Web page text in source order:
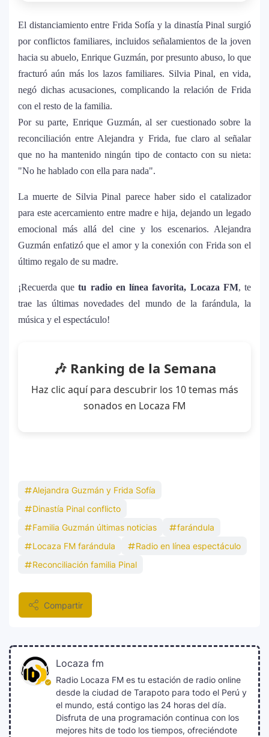
humanitaria junto a UNICEF
4
Michael Jackson y la canción perdida
sobre Palestina que vuelve a generar
debate en redes
5
Requiem”: una versión oscura y
revolucionaria que marca el cierre de su
era musical
6
álbum urbano más esperado con DJ
Snake y Eladio Carrión
¿Cristian Castro terminó con Victoria
Kühne? El cantante aclara su situación
estar solo”
8
Bad Bunny causa revuelo en México
9
Maluma se corona como el mejor vestido
en Premios Juventud 2025 con un
homenaje a la moda colombiana
11 Justin Bieber rompe récord en Coachella
historia del festival
12 Farándula ::. Isadora, hija de Chayanne,
Grammy 2025
El distanciamiento entre Frida Sofía y la dinastía Pinal surgió
por conflictos familiares, incluidos señalamientos de la joven
hacia su abuelo, Enrique Guzmán, por presunto abuso, lo que
fracturó aún más los lazos familiares. Silvia Pinal, en vida,
negó dichas acusaciones, complicando la relación de Frida
con el resto de la familia.
Por su parte, Enrique Guzmán, al ser cuestionado sobre la
reconciliación entre Alejandra y Frida, fue claro al señalar
que no ha mantenido ningún tipo de contacto con su nieta:
"No he hablado con ella para nada".
La muerte de Silvia Pinal parece haber sido el catalizador
para este acercamiento entre madre e hija, dejando un legado
emocional más allá del cine y los escenarios. Alejandra
Guzmán enfatizó que el amor y la conexión con Frida son el
último regalo de su madre.
¡Recuerda quetu radio en línea favorita, Locaza FM, te
trae las últimas novedades del mundo de la farándula, la
música y el espectáculo!
🎶 Ranking de la Semana
Haz clic aquí para descubrir los 10 temas más
sonados en Locaza FM
Alejandra Guzmán y Frida Sofía
Dinastía Pinal conflicto
Familia Guzmán últimas noticias
farándula
Locaza FM farándula
Radio en línea espectáculo
Reconciliación familia Pinal
Compartir
Locaza fm
Radio Locaza FM es tu estación de radio online
desde la ciudad de Tarapoto para todo el Perú y
el mundo, está contigo las 24 horas del día.
Disfruta de una programación continua con los
mejores hits de todo los tiempos, ofreciéndote